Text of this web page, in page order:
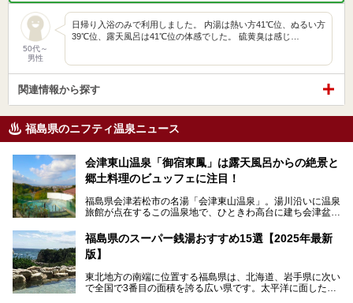
50代～
男性
日帰り入浴のみで利用しました。 内湯は熱い方41℃位、ぬるい方
39℃位、露天風呂は41℃位の体感でした。 硫黄臭は感じ…
関連情報から探す
福島県のニフティ温泉ニュース
会津東山温泉「御宿東鳳」は露天風呂からの絶景と
郷土料理のビュッフェに注目！
福島県会津若松市の名湯「会津東山温泉」。湯川沿いに温泉
旅館が点在するこの温泉地で、ひときわ高台に建ち会津盆地
ELS & RESORTSの「御宿東鳳」です。
大浴場は「宙の湯」「棚雲の湯」の2つ。いずれも素晴らし
の郷土料理など夕朝食の美味しさも評判。人気のこのお宿の
過ごし方を徹底紹介いたします。
福島県のスーパー銭湯おすすめ15選【2025年最新
版】
東北地方の南端に位置する福島県は、北海道、岩手県に次い
で全国で3番目の面積を誇る広い県です。太平洋に面した